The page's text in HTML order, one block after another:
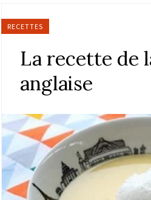
RECETTES
La recette de
anglaise